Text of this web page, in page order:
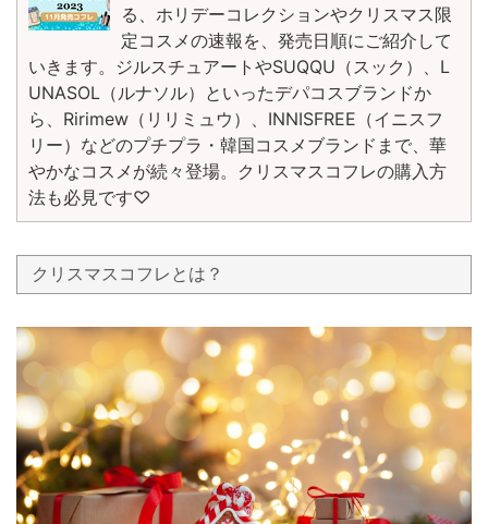
る、ホリデーコレクションやクリスマス限
定コスメの速報を、発売日順にご紹介して
いきます。ジルスチュアートやSUQQU（スック）、L
UNASOL（ルナソル）といったデパコスブランドか
ら、Ririmew（リリミュウ）、INNISFREE（イニスフ
リー）などのプチプラ・韓国コスメブランドまで、華
やかなコスメが続々登場。クリスマスコフレの購入方
法も必見です♡
クリスマスコフレとは？